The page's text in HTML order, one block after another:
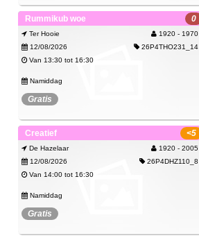
Spijtig, deze activiteit kan je niet meer
boeken.
Bekijk
Rummikub woe 0
Ter Hooie
1920 - 1970
12/08/2026
26P4THO231_14
Van 13:30 tot 16:30
Namiddag
Gratis
Spijtig, deze activiteit kan je niet meer
boeken.
Bekijk
Creatief <5
De Hazelaar
1920 - 2005
12/08/2026
26P4DHZ110_8
Van 14:00 tot 16:30
Namiddag
Gratis